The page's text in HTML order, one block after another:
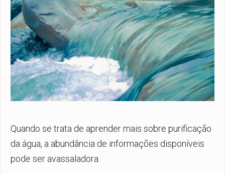
Quando se trata de aprender mais sobre purificação
da água, a abundância de informações disponíveis
pode ser avassaladora.